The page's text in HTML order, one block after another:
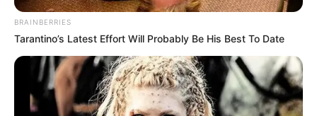
BRAINBERRIES
Tarantino’s Latest Effort Will Probably Be His Best To Date